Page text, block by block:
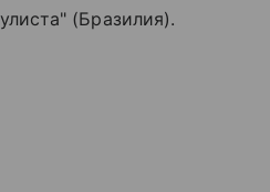
(Бразилия).